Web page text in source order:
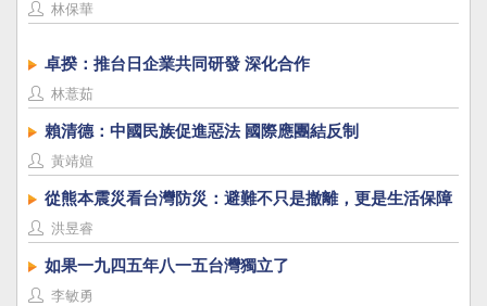
林保華
卓揆：推台日企業共同研發 深化合作
林薏茹
賴清德：中國民族促進惡法 國際應團結反制
黃靖媗
從熊本震災看台灣防災：避難不只是撤離，更是生活保障
洪昱睿
如果一九四五年八一五台灣獨立了
李敏勇